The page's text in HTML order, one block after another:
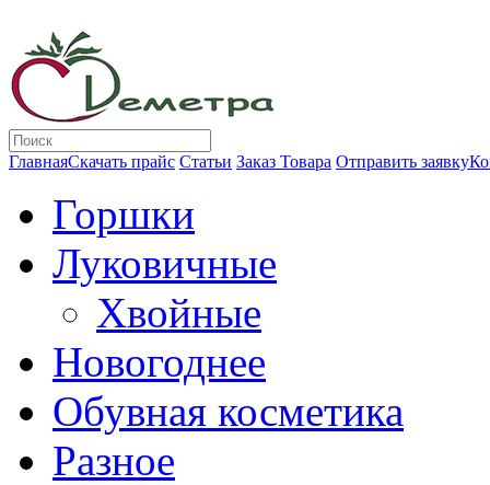
ГлавнаяСкачать прайс Статьи Заказ Товара Отправить заявку
Горшки
Луковичные
Хвойные
Новогоднее
Обувная косметика
Разное